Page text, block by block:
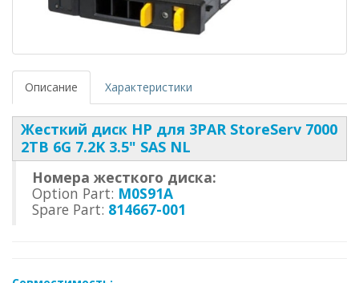
Описание Характеристики
Жесткий диск HP для 3PAR StoreServ 7000
2TB 6G 7.2K 3.5" SAS NL
Номера жесткого диска:
Option Part: M0S91A
Spare Part: 814667-001